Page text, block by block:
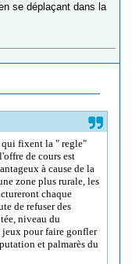
se déplaçant dans la
qui fixent la " regle"
de cours est
à cause de la
zone plus rurale, les
chaque
de refuser des
niveau du
jeux pour faire gonfler
et palmarès du